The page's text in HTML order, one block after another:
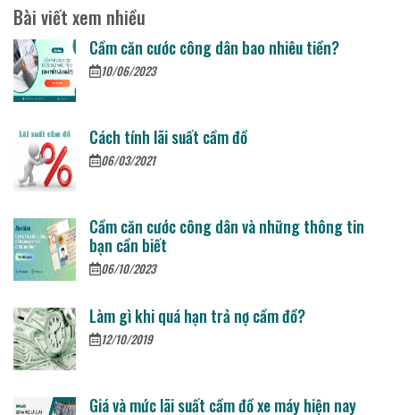
Bài viết xem nhiều
Cầm căn cước công dân bao nhiêu tiền?
10/06/2023
Cách tính lãi suất cầm đồ
06/03/2021
Cầm căn cước công dân và những thông tin
bạn cần biết
06/10/2023
Làm gì khi quá hạn trả nợ cầm đồ?
12/10/2019
Giá và mức lãi suất cầm đồ xe máy hiện nay